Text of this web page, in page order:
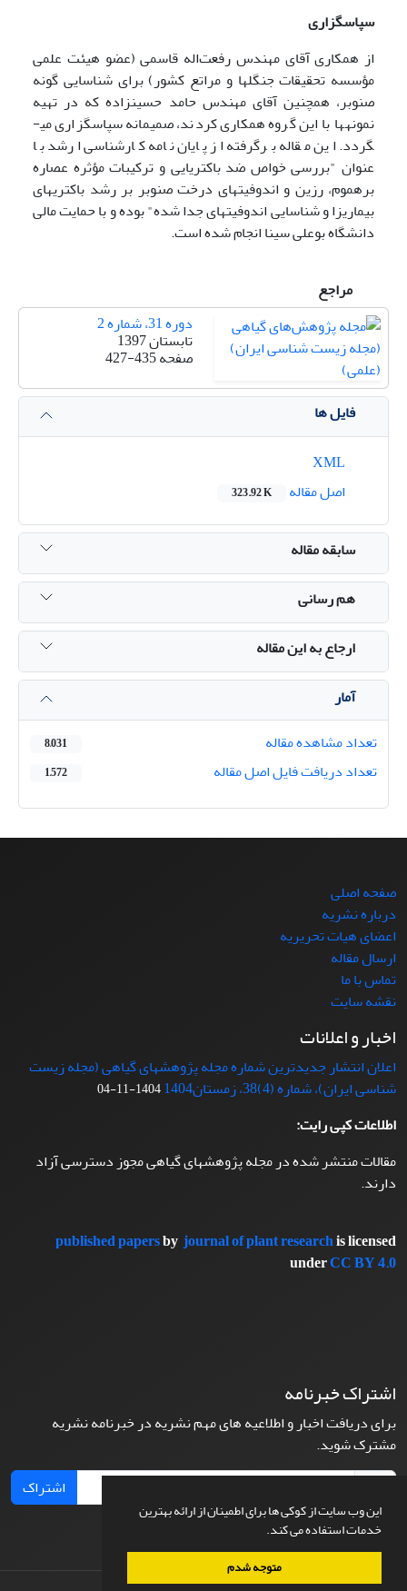
این وب سایت از کوکی ها برای اطمینان از ارائه بهترین
خدمات استفاده می کند.
متوجه شدم
سپاسگزاری
از همکاری آقای مهندس رفعت‌اله قاسمی (عضو هیئت علمی
مؤسسه تحقیقات جنگل­ها و مراتع کشور) برای شناسایی گونه
صنوبر، همچنین آقای مهندس حامد حسین­زاده که در تهیه
نمونه­ها با این گروه همکاری کردند، صمیمانه سپاسگزاری می­
گردد. این مقاله برگرفته از پایان نامه کارشناسی ارشد با
عنوان "بررسی خواص ضد باکتریایی و ترکیبات مؤثره عصاره
بره­موم، رزین و اندوفیت­های درخت صنوبر بر رشد باکتری­های
بیماری­زا و شناسایی اندوفیت­های جدا شده" بوده و با حمایت مالی
دانشگاه بوعلی سینا انجام شده است.
مراجع
دوره 31، شماره 2
تابستان 1397
صفحه427-435
فایل ها
اصل مقاله
323.92 K
سابقه مقاله
هم رسانی
ارجاع به این مقاله
آمار
تعداد مشاهده مقاله
8,031
تعداد دریافت فایل اصل مقاله 1,572
صفحه اصلی
درباره نشریه
اعضای هیات تحریریه
ارسال مقاله
تماس با ما
نقشه سایت
اخبار و اعلانات
اعلان انتشار جدیدترین شماره مجله پژوهشهای گیاهی (مجله زیست
شناسی ایران)، شماره (4)38، زمستان1404
1404-11-04
اطلاعات کپی رایت:
مقالات منتشر شده در مجله پژوهشهای گیاهی مجوز دسترسی آزاد
دارند.
published papersbyjournal of plant researchis licensed
underCC BY 4.0
اشتراک خبرنامه
برای دریافت اخبار و اطلاعیه های مهم نشریه در خبرنامه نشریه
مشترک شوید.
اشتراک